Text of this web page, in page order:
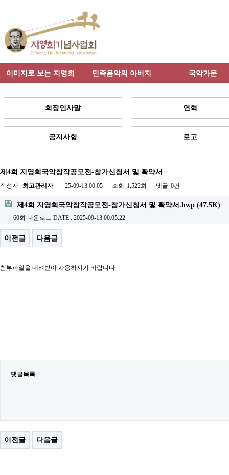
이미지로 보는 지영희 민족음악의 아버지 국악가문
회장인사말 연혁
공지사항 로고
제4회 지영희국악창작공모전-참가신청서 및 확약서
작성자 최고관리자 25-09-13 00:05 조회 1,522회 댓글 0건
제4회 지영희국악창작공모전-참가신청서 및 확약서.hwp (47.5K)
60회 다운로드 DATE : 2025-09-13 00:05:22
이전글 다음글
첨부파일을 내려받아 사용하시기 바랍니다.
댓글목록
이전글 다음글